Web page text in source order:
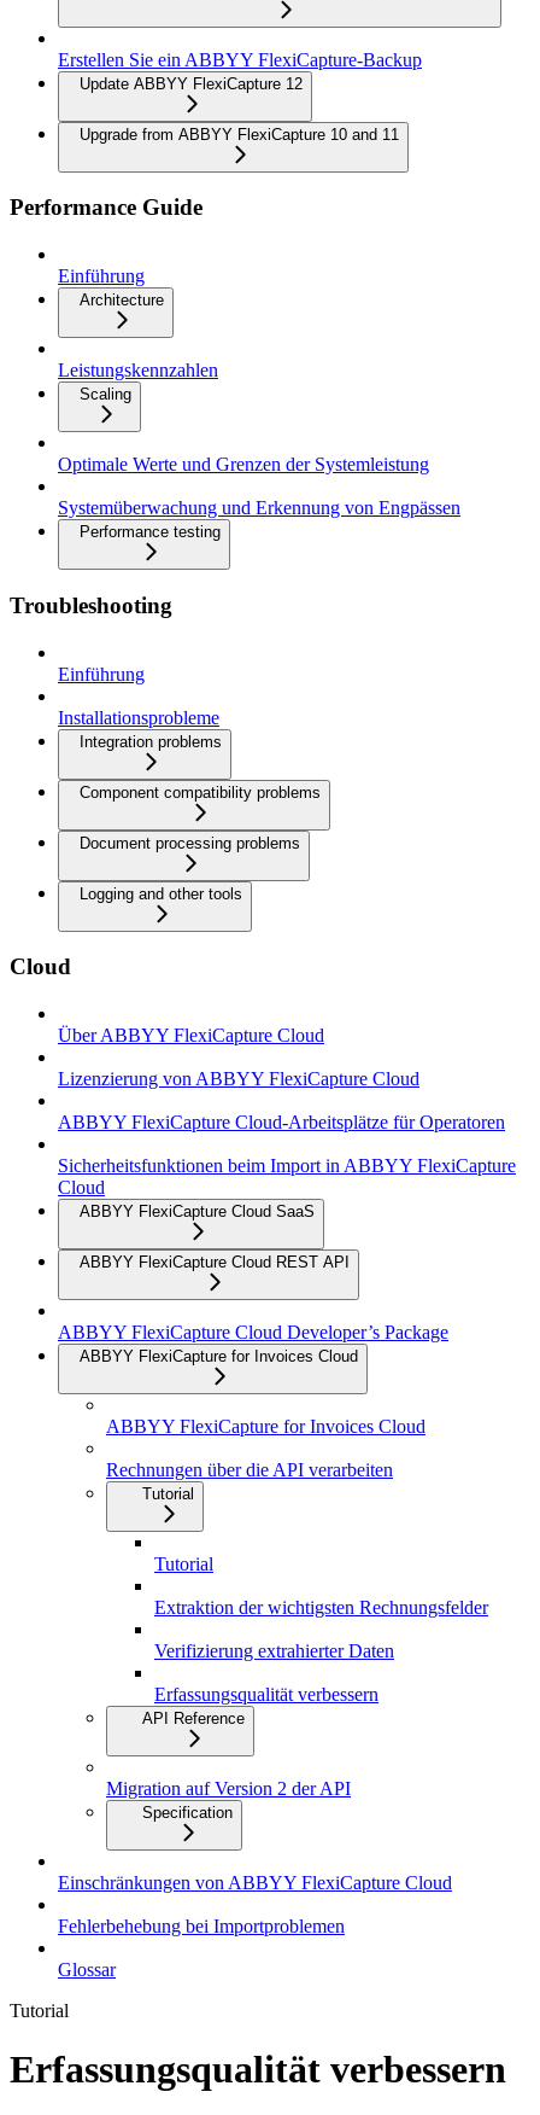
Erstellen Sie ein ABBYY FlexiCapture-Backup
Update ABBYY FlexiCapture 12
Upgrade from ABBYY FlexiCapture 10 and 11
Performance Guide
Einführung
Architecture
Leistungskennzahlen
Scaling
Optimale Werte und Grenzen der Systemleistung
Systemüberwachung und Erkennung von Engpässen
Performance testing
Troubleshooting
Einführung
Installationsprobleme
Integration problems
Component compatibility problems
Document processing problems
Logging and other tools
Cloud
Über ABBYY FlexiCapture Cloud
Lizenzierung von ABBYY FlexiCapture Cloud
ABBYY FlexiCapture Cloud-Arbeitsplätze für Operatoren
Sicherheitsfunktionen beim Import in ABBYY FlexiCapture
Cloud
ABBYY FlexiCapture Cloud SaaS
ABBYY FlexiCapture Cloud REST API
ABBYY FlexiCapture Cloud Developer’s Package
ABBYY FlexiCapture for Invoices Cloud
ABBYY FlexiCapture for Invoices Cloud
Rechnungen über die API verarbeiten
Tutorial
Tutorial
Extraktion der wichtigsten Rechnungsfelder
Verifizierung extrahierter Daten
Erfassungsqualität verbessern
API Reference
Migration auf Version 2 der API
Specification
Einschränkungen von ABBYY FlexiCapture Cloud
Fehlerbehebung bei Importproblemen
Glossar
Tutorial
Erfassungsqualität verbessern